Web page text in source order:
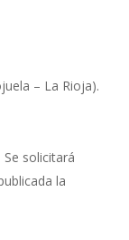
– La Rioja).
Se solicitará
la